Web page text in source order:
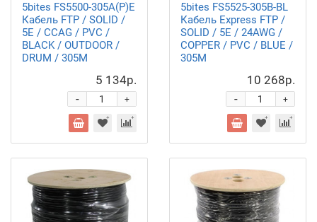
5bites FS5500-305A(P)E
Кабель FTP / SOLID /
5E / CCAG / PVC /
BLACK / OUTDOOR /
DRUM / 305M
5 134р.
+
-
5bites FS5525-305B-BL
Кабель Express FTP /
SOLID / 5E / 24AWG /
COPPER / PVC / BLUE /
305M
10 268р.
+
-